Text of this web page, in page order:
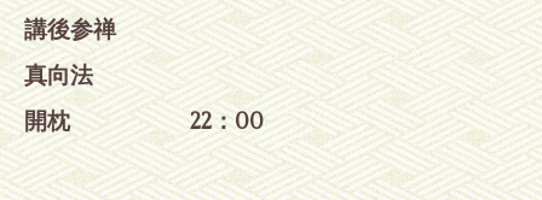
講後参禅
真向法
開枕 22：00